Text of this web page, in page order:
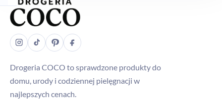
Drogeria COCO to sprawdzone produkty do
domu, urody i codziennej pielęgnacji w
najlepszych cenach.